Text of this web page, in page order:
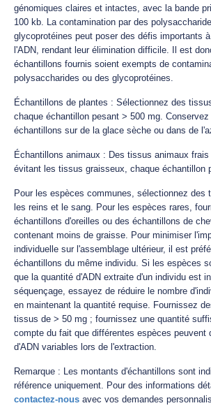
génomiques claires et intactes, avec la bande
100 kb. La contamination par des
glycoprotéines peut poser des défis importants
l'ADN, rendant leur élimination difficile. Il est
échantillons fournis soient exempts de
polysaccharides ou des glycoprotéines.
Échantillons de plantes : Sélectionnez des
chaque échantillon pesant > 500 mg.
échantillons sur de la glace sèche ou dans de
Échantillons animaux : Des tissus animaux
évitant les tissus graisseux, chaque échantillon
Pour les espèces communes, sélectionnez des
les reins et le sang. Pour les espèces rares,
échantillons d'oreilles ou des échantillons de
contenant moins de graisse. Pour minimiser
individuelle sur l'assemblage ultérieur, il est
échantillons du même individu. Si les espèces
que la quantité d'ADN extraite d'un individu est
séquençage, essayez de réduire le nombre
en maintenant la quantité requise. Fournissez
tissus de > 50 mg ; fournissez une quantité
compte du fait que différentes espèces peuvent
d'ADN variables lors de l'extraction.
Remarque : Les montants d'échantillons sont
référence uniquement. Pour des informations
contactez-nous avec vos demandes